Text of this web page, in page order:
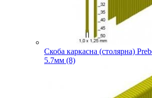
Скоба каркасна (столярна)
5.7мм (8)